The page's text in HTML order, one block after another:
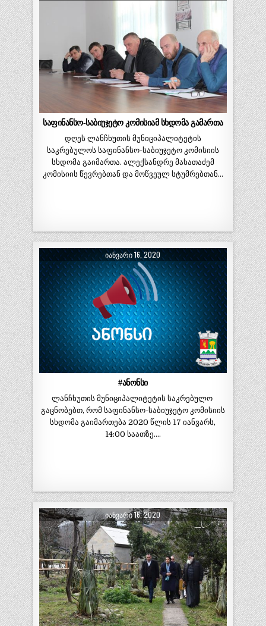
საფინანსო-საბიუჯეტო კომისიამ სხდომა გამართა
დღეს ლანჩხუთის მუნიციპალიტეტის
საკრებულოს საფინანსო-საბიუჯეტო კომისიის
სხდომა გაიმართა. ალექსანდრე მახათაძემ
კომისიის წევრებთან და მოწვეულ სტუმრებთან…
ᲘᲐᲜᲕᲐᲠᲘ 16, 2020
#ანონსი
ლანჩხუთის მუნიციპალიტეტის საკრებულო
გაცნობებთ, რომ საფინანსო-საბიუჯეტო კომისიის
სხდომა გაიმართება 2020 წლის 17 იანვარს,
14:00 საათზე….
ᲘᲐᲜᲕᲐᲠᲘ 16, 2020